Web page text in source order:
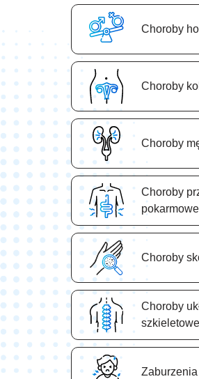
Choroby
Choroby
Choroby
Choroby
Choroby
Choroby